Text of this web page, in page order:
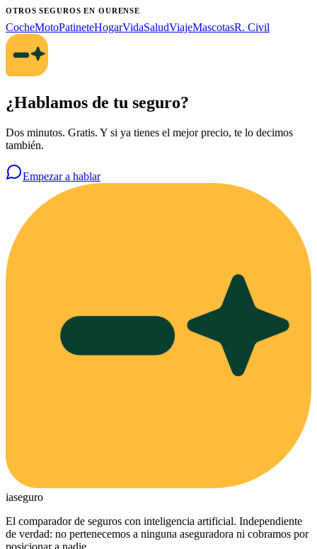
OTROS SEGUROSEN OURENSE
CocheMotoPatineteHogarVidaSaludViajeMascotasR. Civil
¿Hablamos de tu seguro?
Dos minutos. Gratis. Y si ya tienes el mejor precio, te lo decimos
también.
Empezar a hablar
iaseguro
El comparador de seguros con inteligencia artificial. Independiente
de verdad: no pertenecemos a ninguna aseguradora ni cobramos por
posicionar a nadie.